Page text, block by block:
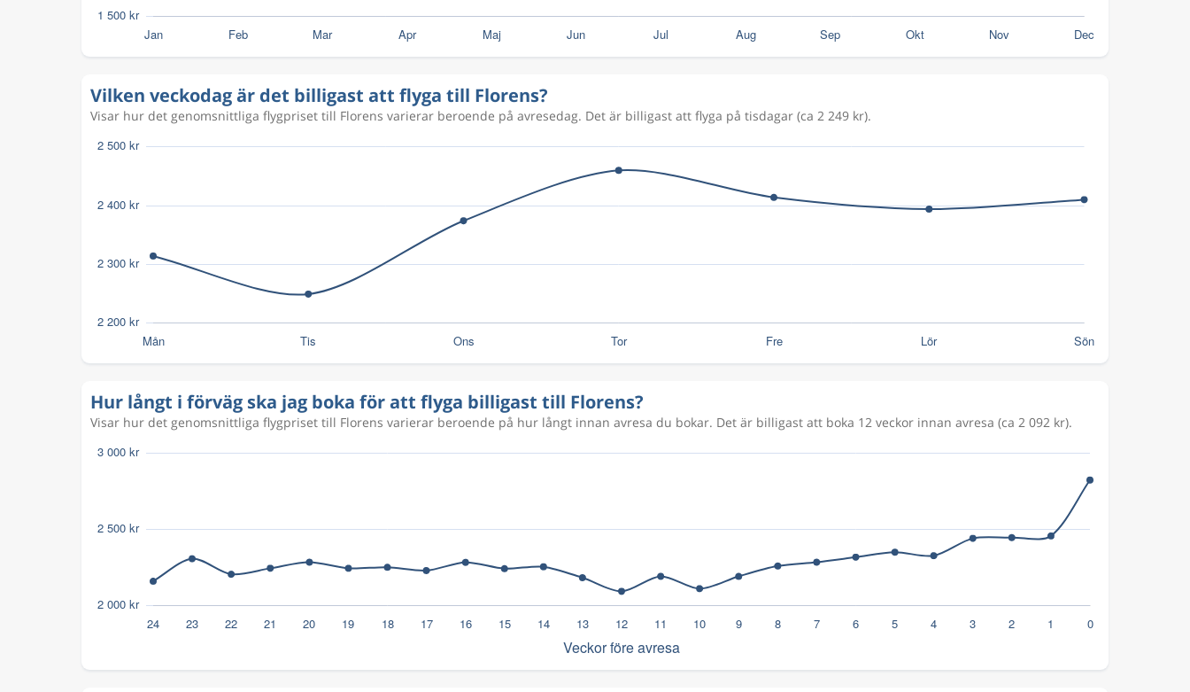
Vilken veckodag är det billigast att flyga till Florens?
Visar hur det genomsnittliga flygpriset till Florens varierar beroende på avresedag. Det är billigast att flyga på tisdagar (ca 2 249 kr).
Hur långt i förväg ska jag boka för att flyga billigast till Florens?
Visar hur det genomsnittliga flygpriset till Florens varierar beroende på hur långt innan avresa du bokar. Det är billigast att boka 12 veckor innan avresa (ca 2 092 kr).